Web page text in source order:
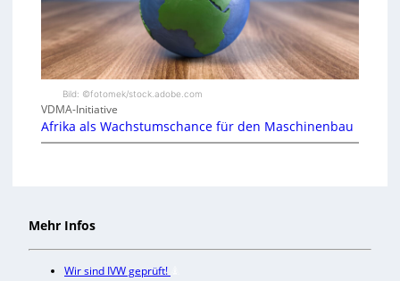
Bild: ©fotomek/stock.adobe.com
VDMA-Initiative
Afrika als Wachstumschance für den Maschinenbau
Mehr Infos
Wir sind IVW geprüft!